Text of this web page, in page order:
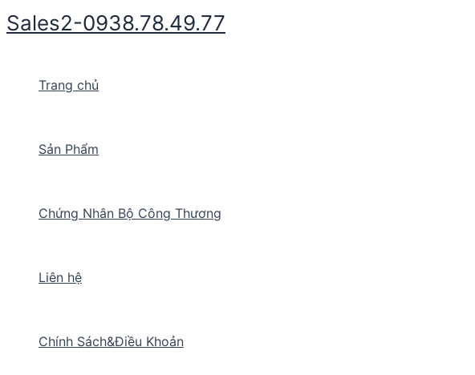
Nhảy
tới
Sales2-0938.78.49.77
Trang chủ
Sản Phẩm
Chứng Nhân Bộ Công Thương
Liên hệ
Chính Sách&Điều Khoản